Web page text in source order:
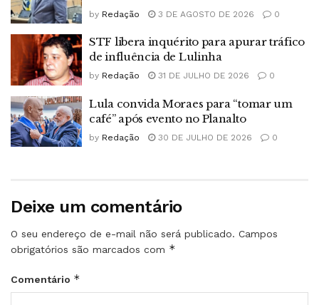
by Redação 3 DE AGOSTO DE 2026 0
STF libera inquérito para apurar tráfico
de influência de Lulinha
by Redação 31 DE JULHO DE 2026 0
Lula convida Moraes para “tomar um
café” após evento no Planalto
by Redação 30 DE JULHO DE 2026 0
Deixe um comentário
O seu endereço de e-mail não será publicado. Campos
obrigatórios são marcados com *
Comentário *